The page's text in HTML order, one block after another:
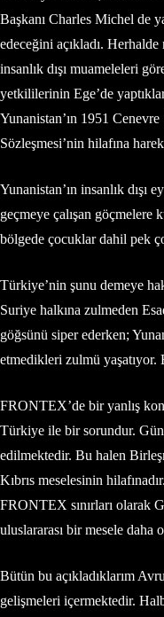
Başkanı Charles Michel de
edeceğini açıkladı. Herhalde
insanlık dışı muameleleri
yetkililerinin Ege’de
Yunanistan’ın 1951
Sözleşmesi’nin hilafına
Yunanistan’ın insanlık dışı
geçmeye çalışan göçmelere
bölgede çocuklar dahil pek
Türkiye’nin şunu demeye
Suriye halkına zulmeden
göğsünü siper ederken;
etmedikleri zulmü yaşatıyor.
FRONTEX’de bir yanlış
Türkiye ile bir sorundur.
edilmektedir. Bu halen
Kıbrıs meselesinin
FRONTEX sınırları olarak
uluslararası bir mesele daha
Bütün bu açıkladıklarım
gelişmeleri içermektedir.